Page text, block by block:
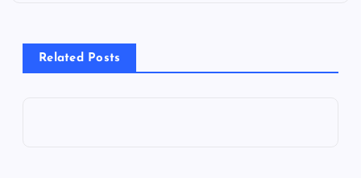
ビRelated Posts